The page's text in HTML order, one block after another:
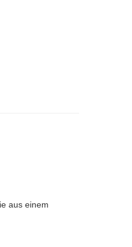
aus einem